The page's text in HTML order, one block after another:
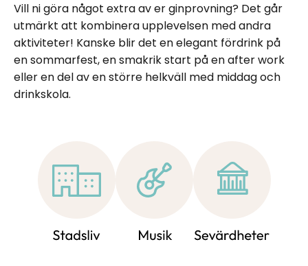
Vill ni göra något extra av er ginprovning? Det går
utmärkt att kombinera upplevelsen med andra
aktiviteter! Kanske blir det en elegant fördrink på
en sommarfest, en smakrik start på en after work
eller en del av en större helkväll med middag och
drinkskola.